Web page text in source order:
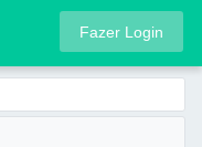
Fazer Login